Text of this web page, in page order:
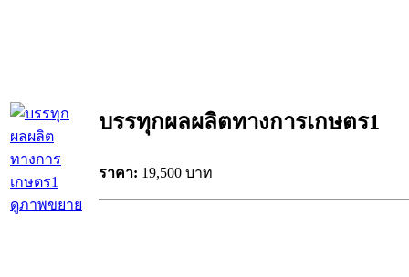
ดูภาพขยาย
บรรทุกผลผลิตทางการเกษตร1
ราคา: 19,500 บาท